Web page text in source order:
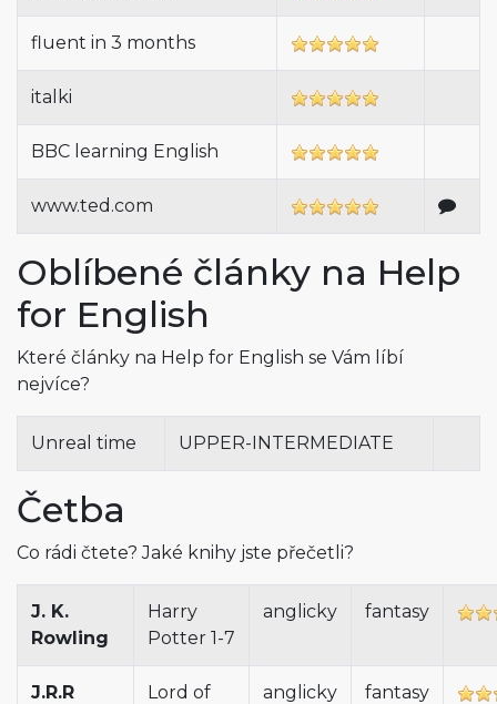
fluent in 3 months
italki
BBC learning English
www.ted.com
Oblíbené články na Help
for English
Které články na Help for English se Vám líbí
nejvíce?
Unreal time UPPER-INTERMEDIATE
Četba
Co rádi čtete? Jaké knihy jste přečetli?
J. K.
Rowling
Harry
Potter 1-7
anglicky fantasy
J.R.R
Lord of
anglicky fantasy